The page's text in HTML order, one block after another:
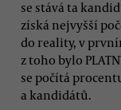
se stává ta
získá nejvyšší
do reality, v
z toho bylo
se počítá
a kandidátů.